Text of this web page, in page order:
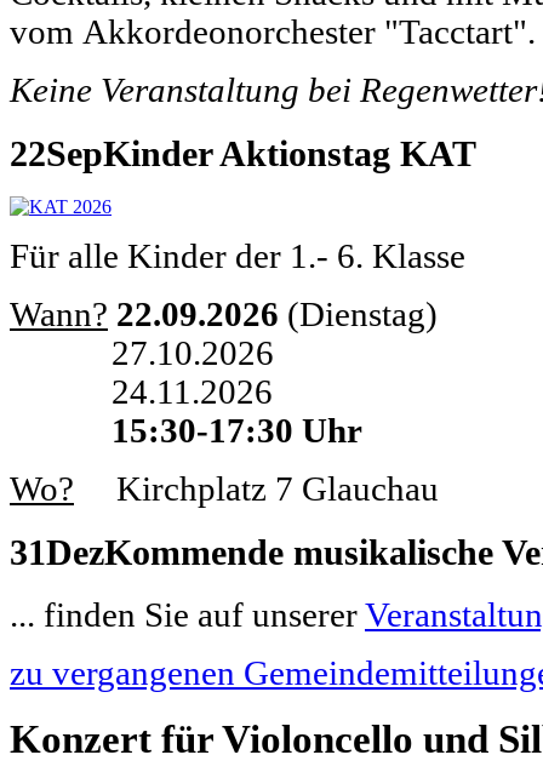
vom Akkordeonorchester "Tacctart".
Keine Veranstaltung bei
22SepKinder Aktionstag KAT
Für alle Kinder der 1.- 6. Klasse
Wann? 22.09.2026 (Dienstag)
27.10.2026
24.11.2026
15:30-17:30 Uhr
Wo? Kirchplatz 7 Glauchau
31DezKommende musikalische
... finden Sie auf unserer
zu vergangenen
Konzert für Violoncello und